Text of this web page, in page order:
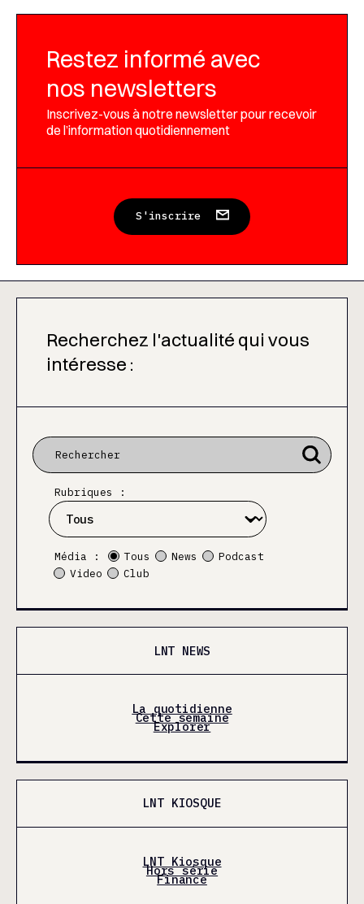
Restez informé avec
nos newsletters
Inscrivez-vous à notre newsletter pour recevoir
de l’information quotidiennement
S'inscrire
Recherchez l'actualité qui vous
intéresse :
Rubriques :
Média : Tous News
Podcast
Video
Club
LNT NEWS
La quotidienne
Cette semaine
Explorer
LNT KIOSQUE
LNT Kiosque
Hors série
Finance